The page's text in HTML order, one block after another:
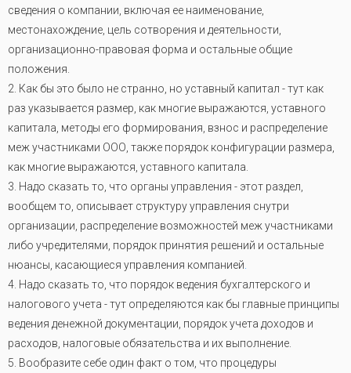
сведения о компании, включая ее наименование,
местонахождение, цель сотворения и деятельности,
организационно-правовая форма и остальные общие
положения.
2. Как бы это было не странно, но уставный капитал - тут как
раз указывается размер, как многие выражаются, уставного
капитала, методы его формирования, взнос и распределение
меж участниками ООО, также порядок конфигурации размера,
как многие выражаются, уставного капитала.
3. Надо сказать то, что органы управления - этот раздел,
вообщем то, описывает структуру управления снутри
организации, распределение возможностей меж участниками
либо учредителями, порядок принятия решений и остальные
нюансы, касающиеся управления компанией
4. Надо сказать то, что порядок ведения бухгалтерского и
налогового учета - тут определяются как бы главные принципы
ведения денежной документации, порядок учета доходов и
расходов, налоговые обязательства и их выполнение.
5. Вообразите себе один факт о том, что процедуры